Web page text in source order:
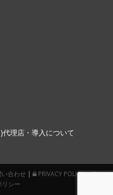
代理店・導入について
い合わせ |
PRIVACY POLICY プライ
リシー